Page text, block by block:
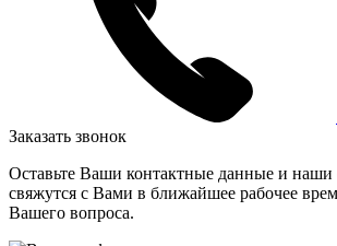
Заказать звонок
Оставьте Ваши контактные данные и наши
свяжутся с Вами в ближайшее рабочее
Вашего вопроса.